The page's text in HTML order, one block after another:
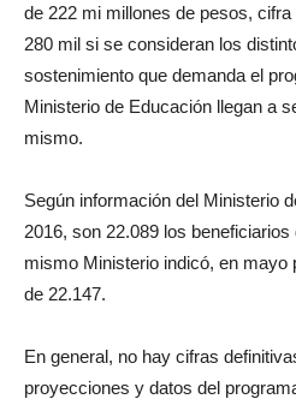
de 222 mi millones de pesos,
280 mil si se consideran los
sostenimiento que demanda el
Ministerio de Educación llegan a
mismo.
Según información del Ministerio
2016, son 22.089 los
mismo Ministerio indicó, en mayo
de 22.147.
En general, no hay cifras
proyecciones y datos del